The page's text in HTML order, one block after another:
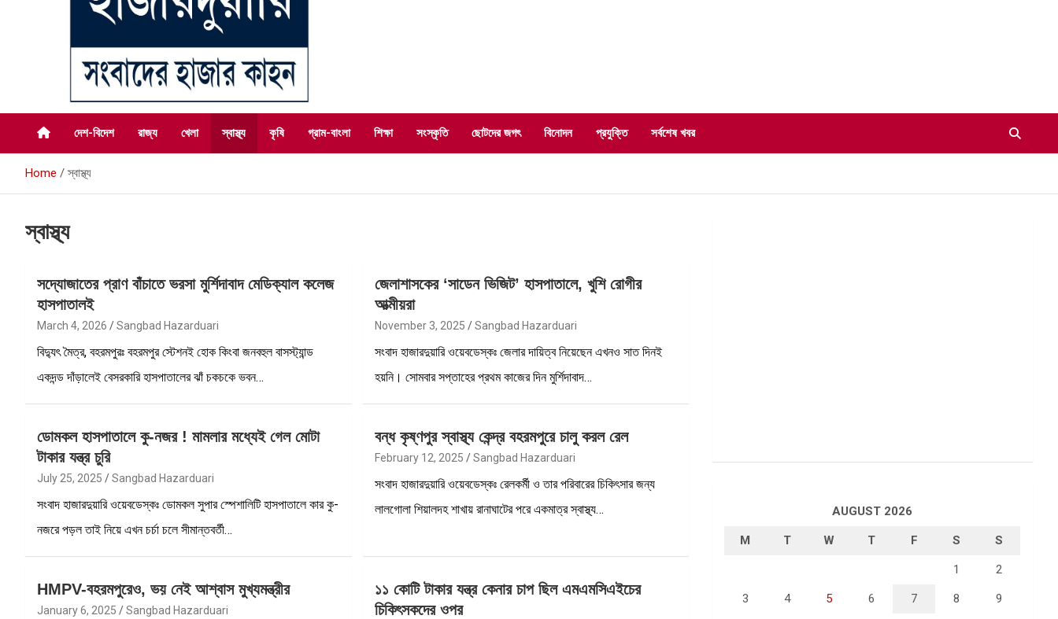
সংবাদ হাজারদুয়ারি
সংবাদের হাজার কাহন
দেশ-বিদেশ
রাজ্য খেলা স্বাস্থ্য কৃষি গ্রাম-বাংলা শিক্ষা সংস্কৃতি ছোটদের জগৎ বিনোদন প্রযুক্তি সর্বশেষ খবর
Home স্বাস্থ্য
স্বাস্থ্য
সদ্যোজাতের প্রাণ বাঁচাতে ভরসা মুর্শিদাবাদ মেডিক্যাল কলেজ
হাসপাতালই
March 4, 2026 Sangbad Hazarduari
বিদ্যুৎ মৈত্র, বহরমপুরঃ বহরমপুর স্টেশনই হোক কিংবা জনবহুল বাসস্ট্যান্ড
একদন্ড দাঁড়ালেই বেসরকারি হাসপাতালের ঝাঁ চকচকে ভবন…
জেলাশাসকের ‘সাডেন ভিজিট’ হাসপাতালে, খুশি রোগীর
আত্মীয়রা
November 3, 2025 Sangbad Hazarduari
সংবাদ হাজারদুয়ারি ওয়েবডেস্কঃ জেলার দায়িত্ব নিয়েছেন এখনও সাত দিনই
হয়নি। সোমবার সপ্তাহের প্রথম কাজের দিন মুর্শিদাবাদ…
ডোমকল হাসপাতালে কু-নজর ! মামলার মধ্যেই গেল মোটা
টাকার যন্ত্র চুরি
July 25, 2025 Sangbad Hazarduari
সংবাদ হাজারদুয়ারি ওয়েবডেস্কঃ ডোমকল সুপার স্পেশালিটি হাসপাতালে কার কু-
নজরে পড়ল তাই নিয়ে এখন চর্চা চলে সীমান্তবর্তী…
বন্ধ কৃষ্ণপুর স্বাস্থ্য কেন্দ্র বহরমপুরে চালু করল রেল
February 12, 2025 Sangbad Hazarduari
সংবাদ হাজারদুয়ারি ওয়েবডেস্কঃ রেলকর্মী ও তার পরিবারের চিকিৎসার জন্য
লালগোলা শিয়ালদহ শাখায় রানাঘাটের পরে একমাত্র স্বাস্থ্য…
HMPV-বহরমপুরেও, ভয় নেই আশ্বাস মুখ্যমন্ত্রীর
January 6, 2025 Sangbad Hazarduari
১১ কোটি টাকার যন্ত্র কেনার চাপ ছিল এমএমসিএইচের
চিকিৎসকদের ওপর
AUGUST 2026
M T W T F S S
1 2
3 4 5 6 7 8 9